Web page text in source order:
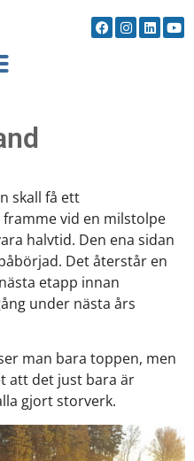
skall få ett
vid en milstolpe
halvtid. Den ena sidan
Det återstår en
etapp innan
under nästa års
man bara toppen, men
att det just bara är
gjort storverk.